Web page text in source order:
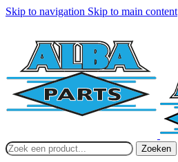
Skip to navigation Skip to main content
Zoeken